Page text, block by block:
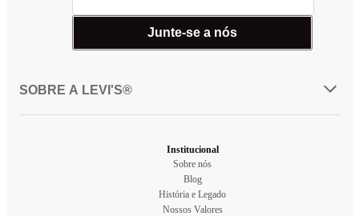
Junte-se a nós
SOBRE A LEVI'S®
Institucional
Sobre nós
Blog
História e Legado
Nossos Valores